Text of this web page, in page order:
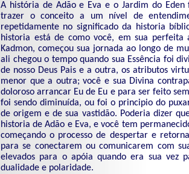
A história de Adão e Eva e o Jardim do
trazer o conceito a um nível de
repetidamente no significado da historia
historia está de como você, em sua perfeita
Kadmon, começou sua jornada ao longo de
ali chegou o tempo quando sua Essência foi
de nosso Deus Pais e a outra, os atributos
menor que a outra; você e sua Divina
doloroso arrancar Eu de Eu e para ser feito
foi sendo diminuída, ou foi o principio do
de origem e de sua vastidão. Poderia dizer
historia de Adão e Eva, e você tem
começando o processo de despertar e
para se conectarem ou comunicarem com
elevados para o apóia quando era sua vez
dualidade e polaridade.